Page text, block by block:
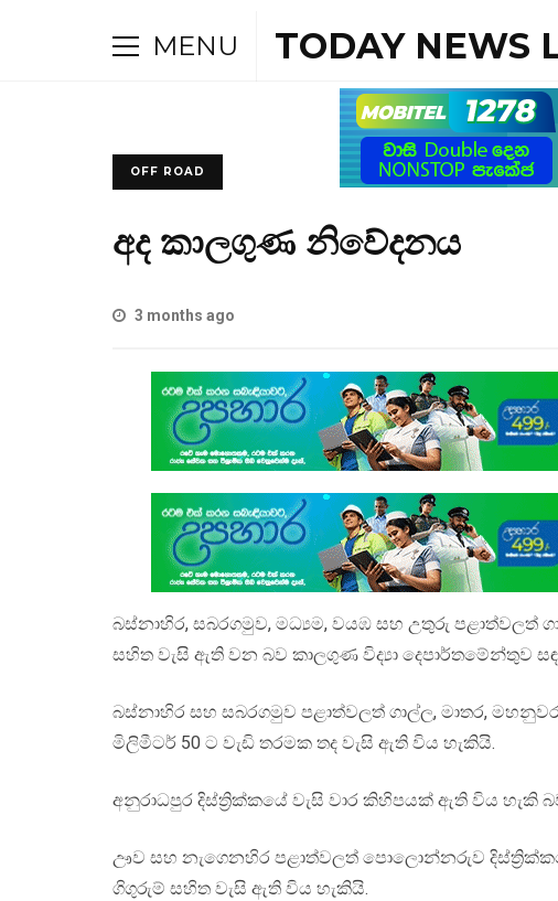
MENU TODAY NEWS
OFF ROAD
අද කාලගුණ නිවේදනය
3 months ago
බස්නාහිර, සබරගමුව, මධ්‍යම, වයඹ සහ උතුරු පළාත්වලත්
සහිත වැසි ඇති වන බව කාලගුණ විද්‍යා දෙපාර්තමේන්තුව
බස්නාහිර සහ සබරගමුව පළාත්වලත් ගාල්ල, මාතර,
මිලිමීටර් 50 ට වැඩි තරමක තද වැසි ඇති විය හැකියි.
අනුරාධපුර දිස්ත්‍රික්කයේ වැසි වාර කිහිපයක් ඇති විය හැකි
ඌව සහ නැගෙනහිර පළාත්වලත් පොලොන්නරුව
ගිගුරුම් සහිත වැසි ඇති විය හැකියි.